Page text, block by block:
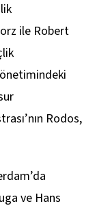
ile Robert
Rodos,
ve Hans